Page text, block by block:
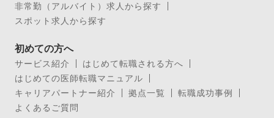
非常勤（アルバイト）求人から探す
スポット求人から探す
初めての方へ
サービス紹介
はじめて転職される方へ
はじめての医師転職マニュアル
キャリアパートナー紹介
拠点一覧
転職成功事例
よくあるご質問